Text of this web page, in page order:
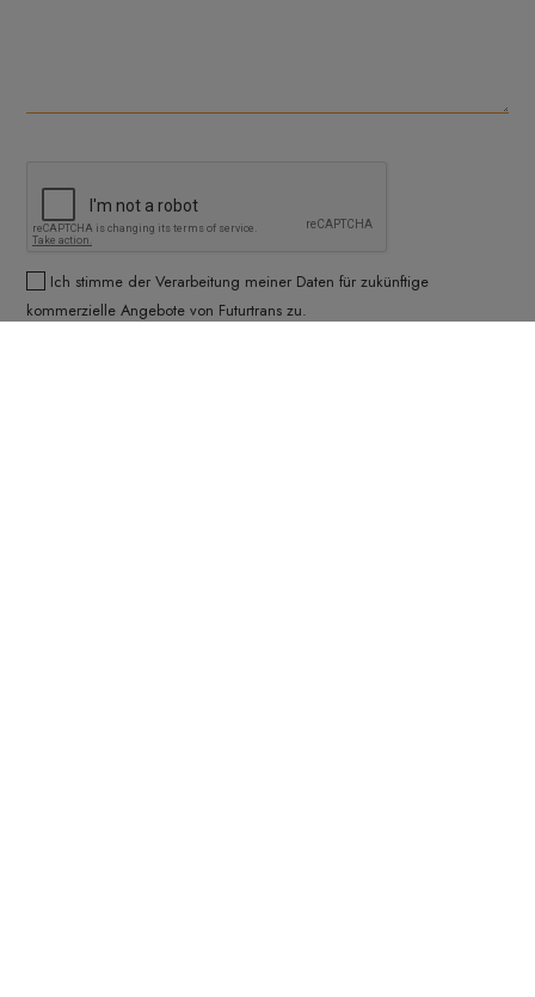
Ich stimme der Verarbeitung meiner Daten für zukünftige
kommerzielle Angebote von Futurtrans zu.